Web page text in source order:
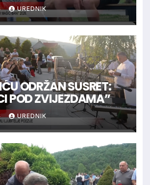
UREDNIK
ODRŽAN SUSRET:
POD ZVIJEZDAMA”
UREDNIK